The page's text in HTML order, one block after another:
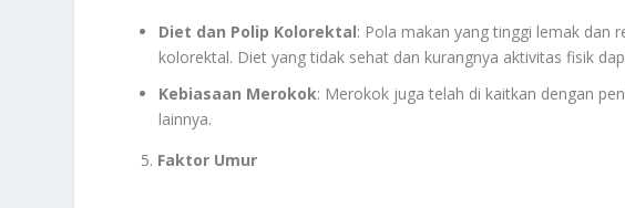
Diet dan Polip Kolorektal: Pola makan yang tinggi lemak dan
kolorektal. Diet yang tidak sehat dan kurangnya aktivitas fisik
Kebiasaan Merokok: Merokok juga telah di kaitkan dengan
lainnya.
5. Faktor Umur